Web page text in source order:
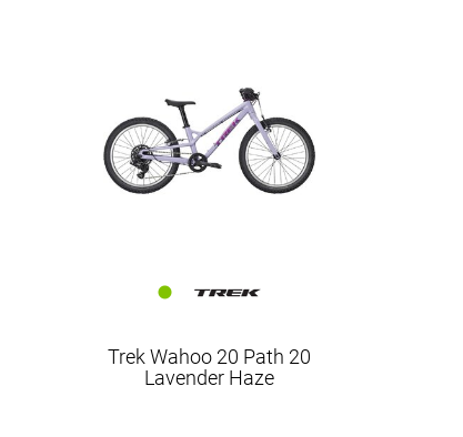
Trek Wahoo 20 Path 20
Lavender Haze